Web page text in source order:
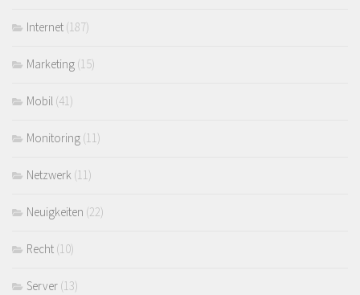
Internet (187)
Marketing (15)
Mobil (41)
Monitoring (11)
Netzwerk (11)
Neuigkeiten (22)
Recht (10)
Server (13)